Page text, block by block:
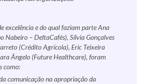
excelência e do qual faziam parte Ana
Nabeiro – DeltaCafés), Sílvia Gonçalves
(Crédito Agrícola), Eric Teixeira
Ângelo (Future Healthcare), foram
como:
comunicação na apropriação da